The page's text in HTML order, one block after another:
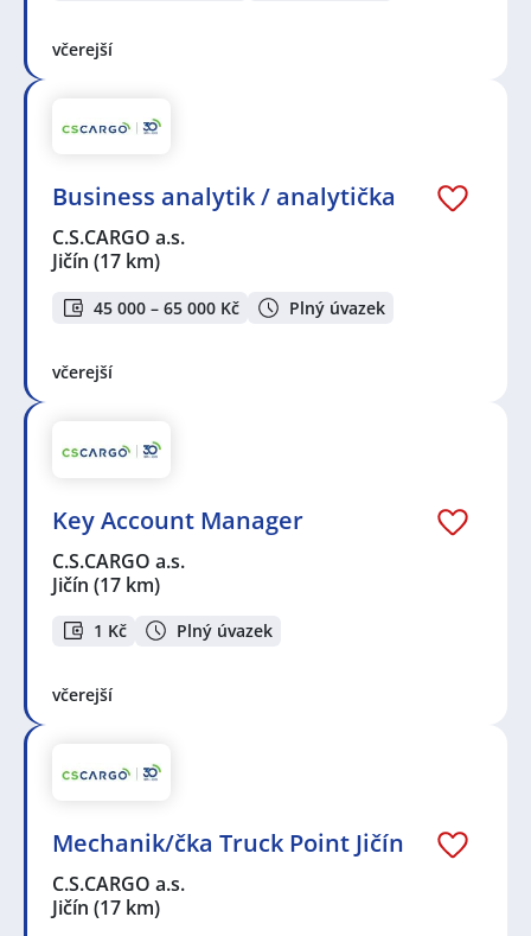
včerejší
Business analytik / analytička
C.S.CARGO a.s.
Jičín (17 km)
45 000 – 65 000 Kč Plný úvazek
včerejší
Key Account Manager
C.S.CARGO a.s.
Jičín (17 km)
1 Kč Plný úvazek
včerejší
Mechanik/čka Truck Point Jičín
C.S.CARGO a.s.
Jičín (17 km)